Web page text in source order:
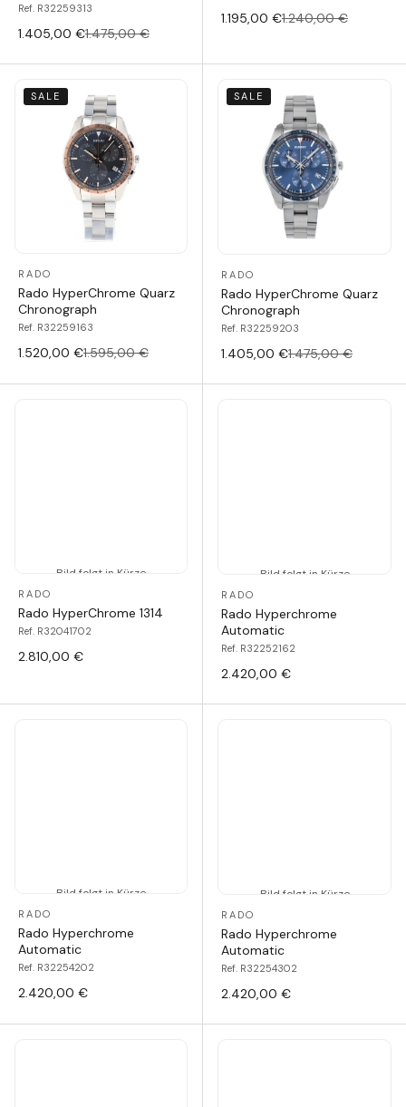
Ref. R32259313
1.405,00 €1.475,00 €
1.195,00 €1.240,00 €
SALE
RADO
Rado HyperChrome Quarz
Chronograph
Ref. R32259163
1.520,00 €1.595,00 €
SALE
RADO
Rado HyperChrome Quarz
Chronograph
Ref. R32259203
1.405,00 €1.475,00 €
Bild folgt in Kürze
RADO
Rado HyperChrome 1314
Ref. R32041702
2.810,00 €
Bild folgt in Kürze
RADO
Rado Hyperchrome
Automatic
Ref. R32252162
2.420,00 €
Bild folgt in Kürze
RADO
Rado Hyperchrome
Automatic
Ref. R32254202
2.420,00 €
Bild folgt in Kürze
RADO
Rado Hyperchrome
Automatic
Ref. R32254302
2.420,00 €